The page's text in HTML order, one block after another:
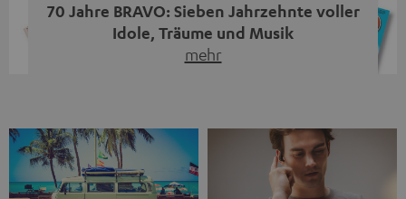
70 Jahre BRAVO: Sieben Jahrzehnte voller
Idole, Träume und Musik
mehr
1956 begleitet das Magazin Jugendliche durch Rock und
Pop, kleine Schwärmereien und große Fragen. Zum 70.
Jubiläum werfen wir einen Blick zurück. Vom Filmheft zur